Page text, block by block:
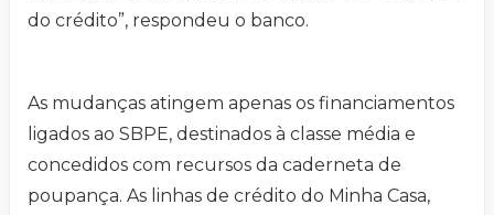
do crédito”, respondeu o banco.
As mudanças atingem apenas os financiamentos
ligados ao SBPE, destinados à classe média e
concedidos com recursos da caderneta de
poupança. As linhas de crédito do Minha Casa,